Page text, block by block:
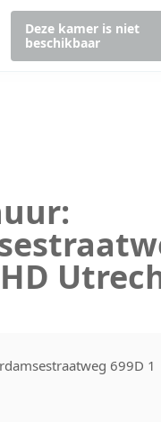
Deze kamer is niet
beschikbaar
699D 1